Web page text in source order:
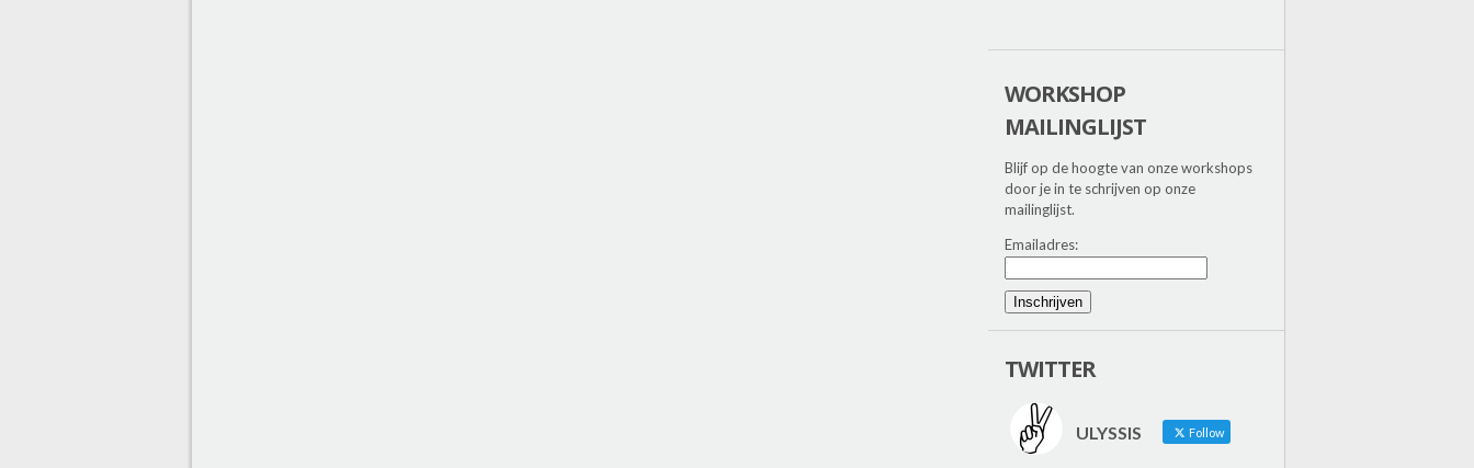
WORKSHOP
MAILINGLIJST
Blijf op de hoogte van onze workshops
door je in te schrijven op onze
mailinglijst.
Emailadres:
Inschrijven
TWITTER
ULYSSIS Follow